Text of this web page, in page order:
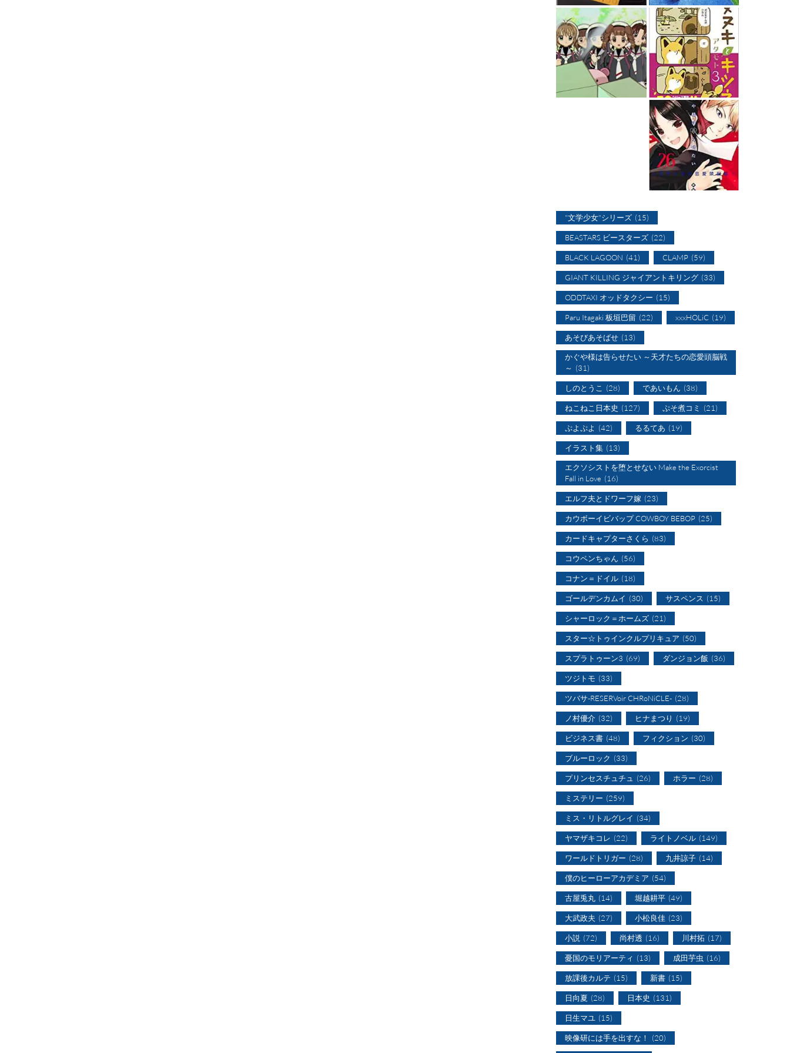
"文学少女"シリーズ (15)
BEASTARS ビースターズ (22)
BLACK LAGOON (41) CLAMP (59)
GIANT KILLING ジャイアントキリング (33)
ODDTAXI オッドタクシー (15)
Paru Itagaki 板垣巴留 (22) xxxHOLiC (19)
あそびあそばせ (13)
かぐや様は告らせたい ～天才たちの恋愛頭脳戦
～ (31)
しのとうこ (28) であいもん (38)
ねこねこ日本史 (127) ぷそ煮コミ (21)
ぷよぷよ (42) るるてあ (19)
イラスト集 (13)
エクソシストを堕とせない Make the Exorcist
Fall in Love (16)
エルフ夫とドワーフ嫁 (23)
カウボーイビバップ COWBOY BEBOP (25)
カードキャプターさくら (83)
コウペンちゃん (56)
コナン＝ドイル (18)
ゴールデンカムイ (30) サスペンス (15)
シャーロック＝ホームズ (21)
スター☆トゥインクルプリキュア (50)
スプラトゥーン3 (69) ダンジョン飯 (36)
ツジトモ (33)
ツバサ-RESERVoir CHRoNiCLE- (28)
ノ村優介 (32) ヒナまつり (19)
ビジネス書 (48) フィクション (30)
ブルーロック (33)
プリンセスチュチュ (26) ホラー (28)
ミステリー (259)
ミス・リトルグレイ (34)
ヤマザキコレ (22) ライトノベル (149)
ワールドトリガー (28) 九井諒子 (14)
僕のヒーローアカデミア (54)
古屋兎丸 (14) 堀越耕平 (49)
大武政夫 (27) 小松良佳 (23)
小説 (72) 尚村透 (16) 川村拓 (17)
憂国のモリアーティ (13) 成田芋虫 (16)
放課後カルテ (15) 新書 (15)
日向夏 (28) 日本史 (131)
日生マユ (15)
映像研には手を出すな！ (20)